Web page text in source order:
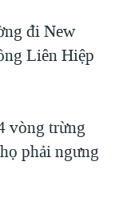
đi New
Liên Hiệp
vòng trừng
phải ngưng